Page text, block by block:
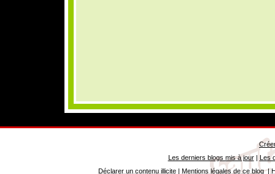
Les derniers blogs mis à jour| Les
Déclarer un contenu illicite| Mentions légales de ce blog|